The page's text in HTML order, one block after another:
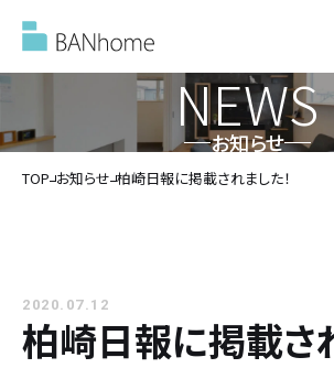
イベント情報
施工事例
NEWS
お知らせ
TOP お知らせ 柏崎日報に掲載されました！
2020.07.12
柏崎日報に掲載さ